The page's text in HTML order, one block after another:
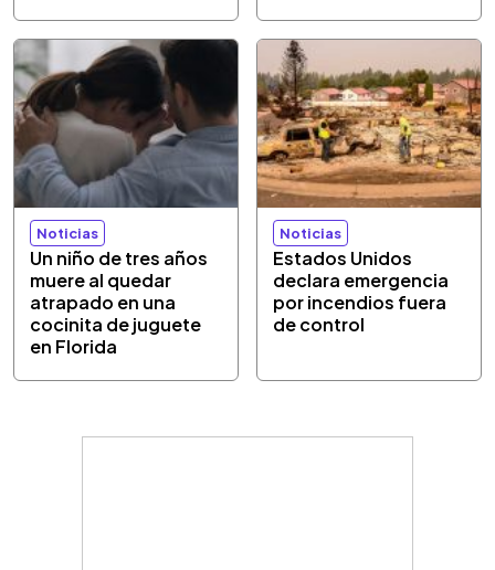
Noticias
Un niño de tres años
muere al quedar
atrapado en una
cocinita de juguete
en Florida
Noticias
Estados Unidos
declara emergencia
por incendios fuera
de control